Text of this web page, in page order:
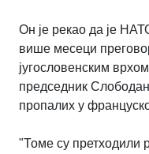
Он је рекао да је
више месеци
југословенским
председник
пропалих у
"Томе су претходили